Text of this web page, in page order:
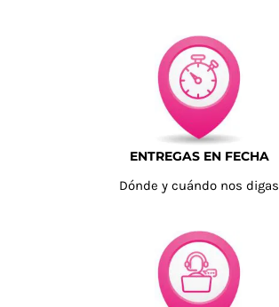
ENTREGAS EN FECHA
Dónde y cuándo nos digas